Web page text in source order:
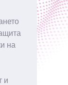
на
и